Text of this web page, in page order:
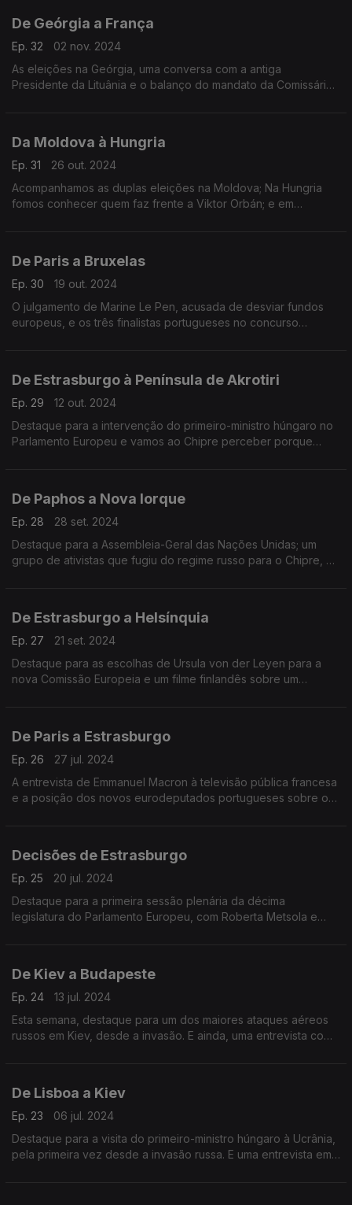
De Geórgia a França
Ep. 32
02 nov. 2024
As eleições na Geórgia, uma conversa com a antiga
Presidente da Lituânia e o balanço do mandato da Comissária
Da Moldova à Hungria
Ep. 31
26 out. 2024
Acompanhamos as duplas eleições na Moldova; Na Hungria
fomos conhecer quem faz frente a Viktor Orbán; e em
De Paris a Bruxelas
Ep. 30
19 out. 2024
O julgamento de Marine Le Pen, acusada de desviar fundos
europeus, e os três finalistas portugueses no concurso
De Estrasburgo à Península de Akrotiri
Ep. 29
12 out. 2024
Destaque para a intervenção do primeiro-ministro húngaro no
Parlamento Europeu e vamos ao Chipre perceber porque
De Paphos a Nova Iorque
Ep. 28
28 set. 2024
Destaque para a Assembleia-Geral das Nações Unidas; um
grupo de ativistas que fugiu do regime russo para o Chipre, e
De Estrasburgo a Helsínquia
Ep. 27
21 set. 2024
Destaque para as escolhas de Ursula von der Leyen para a
nova Comissão Europeia e um filme finlandês sobre um
De Paris a Estrasburgo
Ep. 26
27 jul. 2024
A entrevista de Emmanuel Macron à televisão pública francesa
e a posição dos novos eurodeputados portugueses sobre o
Decisões de Estrasburgo
Ep. 25
20 jul. 2024
Destaque para a primeira sessão plenária da décima
legislatura do Parlamento Europeu, com Roberta Metsola e
De Kiev a Budapeste
Ep. 24
13 jul. 2024
Esta semana, destaque para um dos maiores ataques aéreos
russos em Kiev, desde a invasão. E ainda, uma entrevista com
De Lisboa a Kiev
Ep. 23
06 jul. 2024
Destaque para a visita do primeiro-ministro húngaro à Ucrânia,
pela primeira vez desde a invasão russa. E uma entrevista em